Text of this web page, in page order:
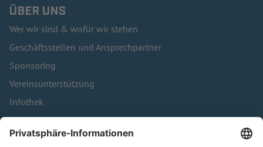
ÜBER UNS
Wer wir sind & wofür wir stehen
Geschäftsstellen und Ansprechpartner
Sponsoring
Vereinsunterstützung
Infothek
Kontakt